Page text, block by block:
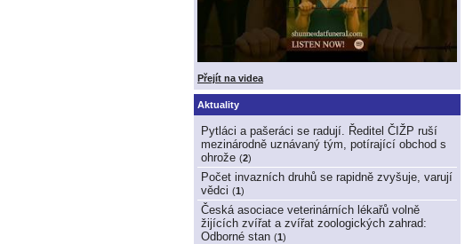
Přejít na videa
Aktuality
Pytláci a pašeráci se radují. Ředitel ČIŽP ruší
mezinárodně uznávaný tým, potírající obchod s
ohrože (2)
Počet invazních druhů se rapidně zvyšuje, varují
vědci (1)
Česká asociace veterinárních lékařů volně
žijících zvířat a zvířat zoologických zahrad:
Odborné stan (1)